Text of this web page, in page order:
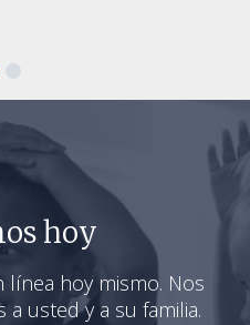
hoy
línea hoy mismo. Nos
usted y a su familia.